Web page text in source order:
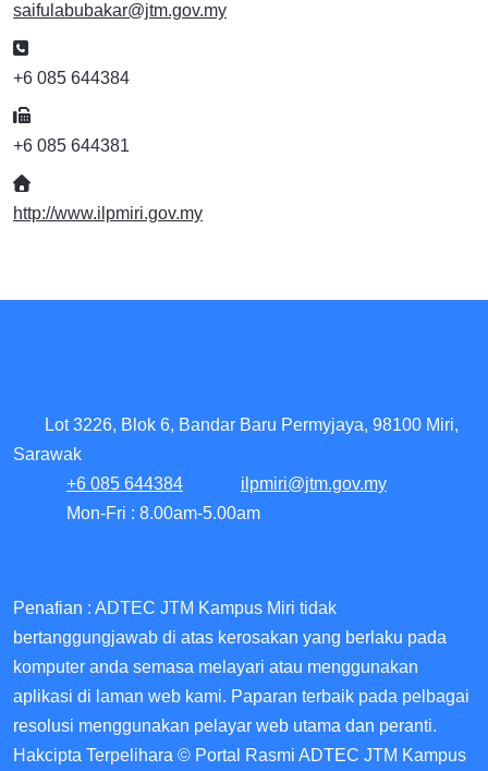
saifulabubakar@jtm.gov.my
Telefon
+6 085 644384
Faks
+6 085 644381
Website
http://www.ilpmiri.gov.my
Lot 3226, Blok 6, Bandar Baru Permyjaya, 98100 Miri,
Sarawak
+6 085 644384
ilpmiri@jtm.gov.my
Mon-Fri : 8.00am-5.00am
Penafian : ADTEC JTM Kampus Miri tidak
bertanggungjawab di atas kerosakan yang berlaku pada
komputer anda semasa melayari atau menggunakan
aplikasi di laman web kami. Paparan terbaik pada pelbagai
resolusi menggunakan pelayar web utama dan peranti.
Hakcipta Terpelihara © Portal Rasmi ADTEC JTM Kampus